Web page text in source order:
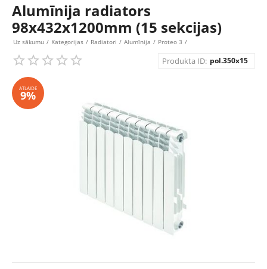
Alumīnija radiators
98x432x1200mm (15 sekcijas)
Uz sākumu / Kategorijas / Radiatori / Alumīnija / Proteo 3 /
Produkta ID: pol.350x15
ATLAIDE
9%